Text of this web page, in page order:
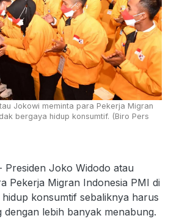
Jokowi meminta para Pekerja Migran
bergaya hidup konsumtif. (Biro Pers
Presiden Joko Widodo atau
Pekerja Migran Indonesia PMI di
konsumtif sebaliknya harus
dengan lebih banyak menabung.